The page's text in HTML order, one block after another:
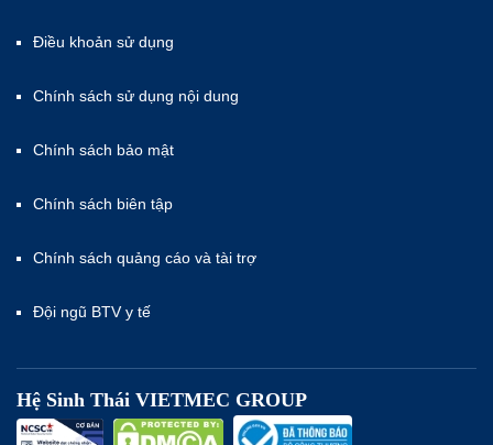
Điều khoản sử dụng
Chính sách sử dụng nội dung
Chính sách bảo mật
Chính sách biên tập
Chính sách quảng cáo và tài trợ
Đội ngũ BTV y tế
Hệ Sinh Thái VIETMEC GROUP